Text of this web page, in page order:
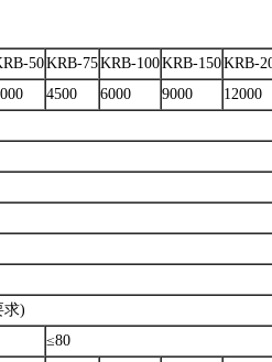
50KRB-75KRB-100KRB-150KRB-
4500 6000 9000
12000
求)
≤80